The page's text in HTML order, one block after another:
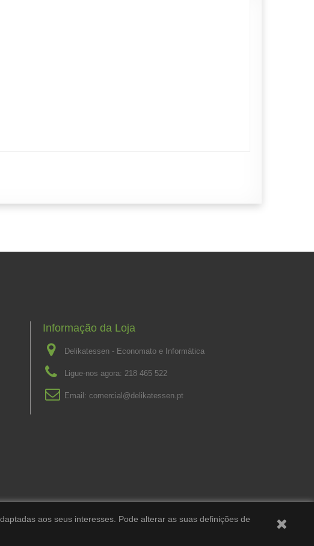
Informação da Loja
Delikatessen - Economato e Informática
Ligue-nos agora: 218 465 522
Email: comercial@delikatessen.pt
aos seus interesses. Pode alterar as suas definições de